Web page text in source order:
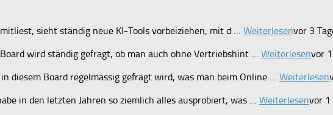
sieht ständig neue KI-Tools vorbeiziehen, mit d … Weiterlesenvor 3
wird ständig gefragt, ob man auch ohne Vertriebshint … Weiterlesenvor
diesem Board regelmässig gefragt wird, was man beim Online … Weiterlesen
in den letzten Jahren so ziemlich alles ausprobiert, was … Weiterlesenvor 1